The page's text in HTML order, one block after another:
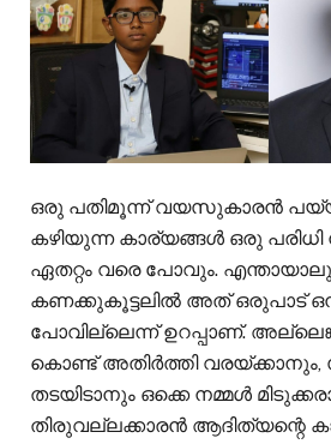
ഒരു പതിമൂന്ന് വയസുകാരൻ
കഴിയുന്ന കാര്യങ്ങൾ ഒരു പരിധി
ഏതറ്റം വരെ പോവും.
കണക്കുകൂട്ടലിൽ അത് ഒരുപാട്
പോവില്ലെന്ന് ഉറപ്പാണ്.
കൊണ്ട് അതിർത്തി
തടയിടാനും ഒക്കെ നമ്മൾ
തിരുവല്ലക്കാരൻ ആദിത്യന്റെ